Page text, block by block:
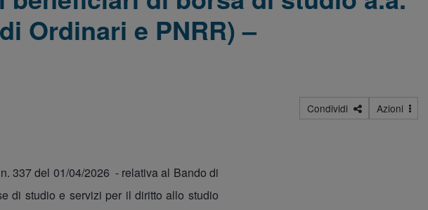
Ordinari e PNRR) –
Condividi Azioni
337 del 01/04/2026 - relativa al Bando di
di studio e servizi per il diritto allo studio